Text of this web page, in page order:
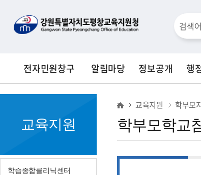
검
전자민원창구 알림마당 정보공개 행
교육지원
학습종합클리닉센터
부
모
교육지원 학부모
학부모학교